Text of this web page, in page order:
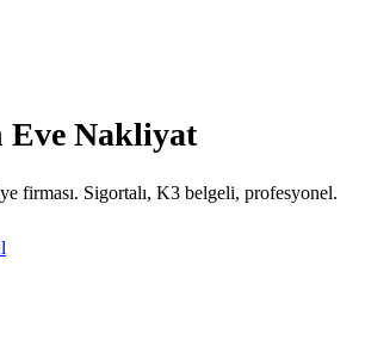
Eve Nakliyat
firması. Sigortalı, K3 belgeli, profesyonel.